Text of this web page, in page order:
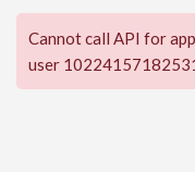
Cannot call API for
user